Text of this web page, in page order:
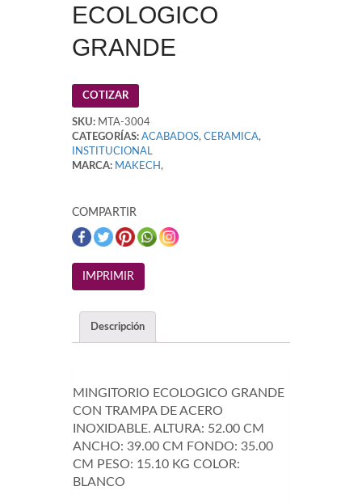
ECOLOGICO
GRANDE
COTIZAR
SKU: MTA-3004
CATEGORÍAS: ACABADOS, CERAMICA,
INSTITUCIONAL
MARCA: MAKECH,
COMPARTIR
Descripción
MINGITORIO ECOLOGICO GRANDE
CON TRAMPA DE ACERO
INOXIDABLE. ALTURA: 52.00 CM
ANCHO: 39.00 CM FONDO: 35.00
CM PESO: 15.10 KG COLOR:
BLANCO